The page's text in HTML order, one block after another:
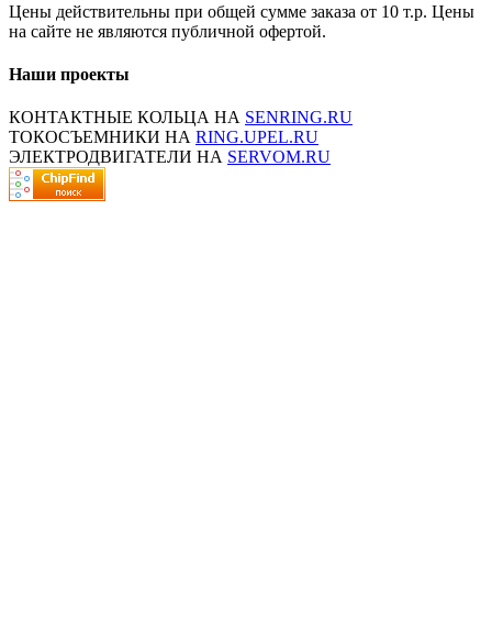
Цены действительны при общей сумме заказа от 10 т.р. Цены
на сайте не являются публичной офертой.
Наши проекты
КОНТАКТНЫЕ КОЛЬЦА НА SENRING.RU
ТОКОСЪЕМНИКИ НА RING.UPEL.RU
ЭЛЕКТРОДВИГАТЕЛИ НА SERVOM.RU